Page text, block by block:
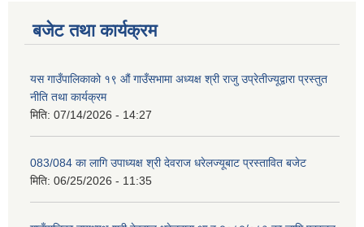
बजेट तथा कार्यक्रम
यस गाउँपालिकाको १९ औं गाउँसभामा अध्यक्ष श्री राजु उप्रेतीज्यूद्वारा प्रस्तुत
नीति तथा कार्यक्रम
मिति: 07/14/2026 - 14:27
083/084 का लागि उपाध्यक्ष श्री देवराज धरेलज्यूबाट प्रस्तावित बजेट
मिति: 06/25/2026 - 11:35